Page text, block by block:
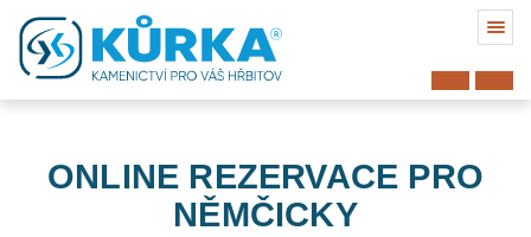
ONLINE REZERVACE PRO
NĚMČICKY